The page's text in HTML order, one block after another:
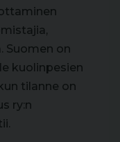
Suomen on
kuolinpesien
tilanne on
ry:n